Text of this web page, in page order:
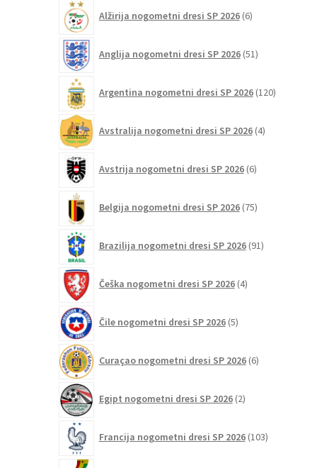
Alžirija nogometni dresi SP 2026 6izdelkov
Anglija nogometni dresi SP 2026 51izdelkov
Argentina nogometni dresi SP 2026 120izdelkov
Avstralija nogometni dresi SP 2026 4izdelki
Avstrija nogometni dresi SP 2026 6izdelkov
Belgija nogometni dresi SP 2026 75izdelkov
Brazilija nogometni dresi SP 2026 91izdelkov
Češka nogometni dresi SP 2026 4izdelki
Čile nogometni dresi SP 2026 5izdelkov
Curaçao nogometni dresi SP 2026 6izdelkov
Egipt nogometni dresi SP 2026 2izdelka
Francija nogometni dresi SP 2026 103izdelki